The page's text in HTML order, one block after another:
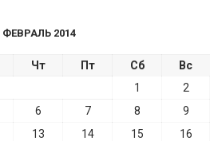
ФЕВРАЛЬ 2014
Чт Пт Сб
Вс
1
2
6 7 8
9
13 14 15
16